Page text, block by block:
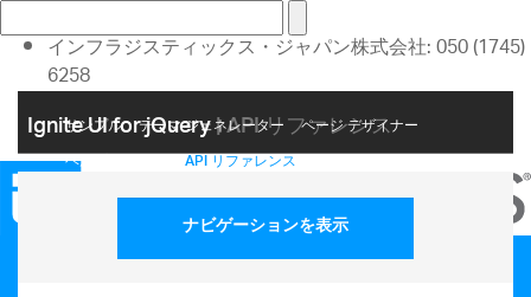
インフラジスティックス・ジャパン株式会社: 050 (1745)
6258
アカウント
Ignite UI for jQuery| API リファレンス
サンプル テーマ ジェネレーター ページ デザイナー
ヘルプ トピック API リファレンス
ナビゲーションを表示